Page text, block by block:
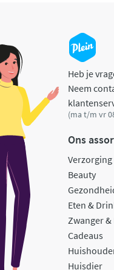
Heb je
Neem
(ma t/m vr
Ons
Verzorging
Beauty
Eten &
Zwanger &
Cadeaus
Huisdier